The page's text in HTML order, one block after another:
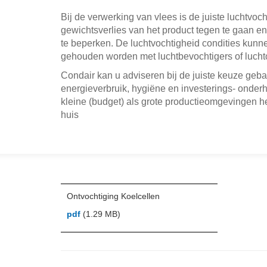
Bij de verwerking van vlees is de juiste
gewichtsverlies van het product tegen te gaan
te beperken. De luchtvochtigheid condities
gehouden worden met luchtbevochtigers of
Condair kan u adviseren bij de juiste keuze
energieverbruik, hygiëne en investerings-
kleine (budget) als grote productieomgevingen
huis
Ontvochtiging Koelcellen
pdf (1.29 MB)